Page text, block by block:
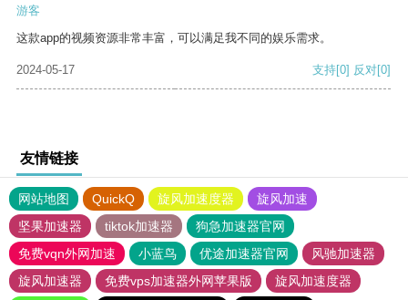
游客
这款app的视频资源非常丰富，可以满足我不同的娱乐需求。
2024-05-17 支持[0] 反对[0]
友情链接
网站地图 QuickQ 旋风加速度器
旋风加速
坚果加速器
tiktok加速器
狗急加速器官网
免费vqn外网加速
小蓝鸟 优途加速器官网
风驰加速器
旋风加速器
免费vps加速器外网苹果版
旋风加速度器